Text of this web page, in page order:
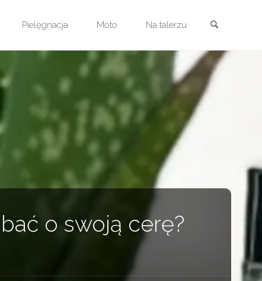
Pielęgnacja Moto Na talerzu
o swoją cerę?